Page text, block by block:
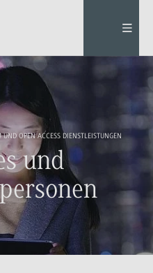
OPEN ACCESS DIENSTLEISTUNGEN
und